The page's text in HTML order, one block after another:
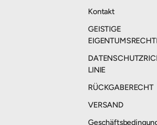
Kontakt
GEISTIGE
LINIE
RÜCKGABERECHT
VERSAND